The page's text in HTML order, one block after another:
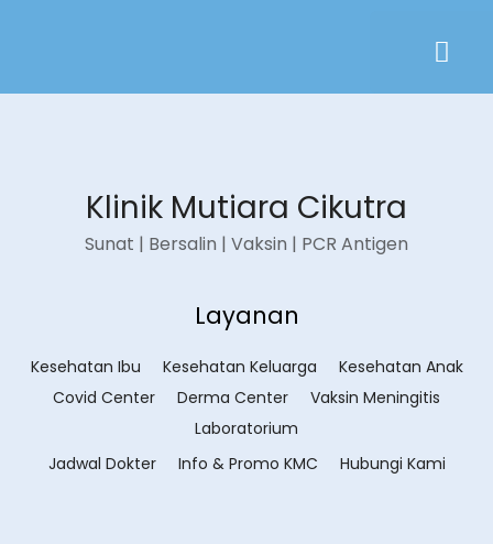
Klinik Mutiara Cikutra
Sunat | Bersalin | Vaksin | PCR Antigen
Layanan
Kesehatan Ibu Kesehatan Keluarga
Kesehatan Anak
Covid Center
Derma Center
Vaksin Meningitis
Laboratorium
Jadwal Dokter
Info & Promo KMC Hubungi Kami